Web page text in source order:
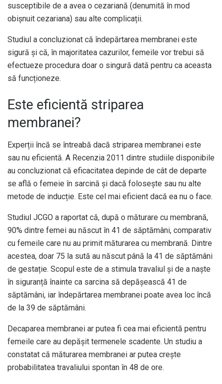
susceptibile de a avea o cezariană (denumită în mod
obișnuit cezariana) sau alte complicații.
Studiul a concluzionat că îndepărtarea membranei este
sigură și că, în majoritatea cazurilor, femeile vor trebui să
efectueze procedura doar o singură dată pentru ca aceasta
să funcționeze.
Este eficientă striparea
membranei?
Experții încă se întreabă dacă striparea membranei este
sau nu eficientă. A Recenzia 2011 dintre studiile disponibile
au concluzionat că eficacitatea depinde de cât de departe
se află o femeie în sarcină și dacă folosește sau nu alte
metode de inducție. Este cel mai eficient dacă ea nu o face.
Studiul JCGO a raportat că, după o măturare cu membrană,
90% dintre femei au născut în 41 de săptămâni, comparativ
cu femeile care nu au primit măturarea cu membrană. Dintre
acestea, doar 75 la sută au născut până la 41 de săptămâni
de gestație. Scopul este de a stimula travaliul și de a naște
în siguranță înainte ca sarcina să depășească 41 de
săptămâni, iar îndepărtarea membranei poate avea loc încă
de la 39 de săptămâni.
Decaparea membranei ar putea fi cea mai eficientă pentru
femeile care au depășit termenele scadente. Un studiu a
constatat că măturarea membranei ar putea crește
probabilitatea travaliului spontan în 48 de ore.